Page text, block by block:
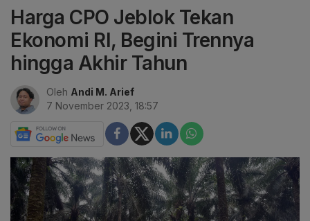
Harga CPO Jeblok Tekan
Ekonomi RI, Begini Trennya
hingga Akhir Tahun
Oleh Andi M. Arief
7 November 2023, 18:57